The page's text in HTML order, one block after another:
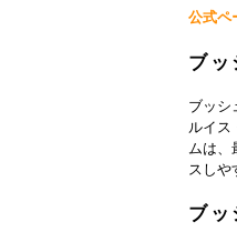
公式ペ
ブッ
ブッシ
ルイス
ムは、
スしや
ブッ